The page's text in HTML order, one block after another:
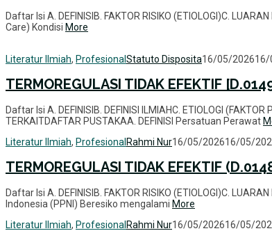
Daftar Isi A. DEFINISIB. FAKTOR RISIKO (ETIOLOGI)C.
Care) Kondisi More
Literatur Ilmiah, Profesional Statuto Disposita16/05/202616/
TERMOREGULASI TIDAK EFEKTIF
Daftar Isi A. DEFINISIB. DEFINISI ILMIAHC. ETIOLOGI
TERKAITDAFTAR PUSTAKAA. DEFINISI Persatuan Perawat
Literatur Ilmiah, Profesional Rahmi Nur16/05/202616/05/
TERMOREGULASI TIDAK EFEKTIF
Daftar Isi A. DEFINISIB. FAKTOR RISIKO (ETIOLOGI)C.
Indonesia (PPNI) Beresiko mengalami More
Literatur Ilmiah, Profesional Rahmi Nur16/05/202616/05/